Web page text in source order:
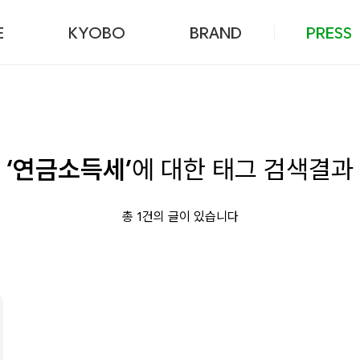
KYOBO BRAND PRESS
‘연금소득세’에 대한 태그 검색결과
총 1건의 글이 있습니다